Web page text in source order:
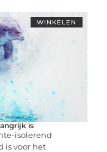
WINKELEN
is
isolerend
is voor het